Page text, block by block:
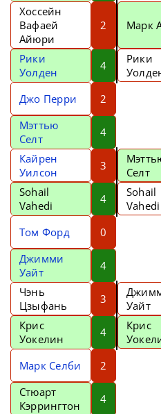
Хоссейн
Вафаей
Айюри
2 Марк
Рики
Уолден
4
Рики
Джо Перри
2
Мэттью
Селт
4
Кайрен
Уилсон
3
Селт
Sohail
Vahedi
4
Sohail
Vahedi
Том Форд 0
Джимми
Уайт
4
Чэнь
Цзыфань
3
Уайт
Крис
Уокелин
4
Крис
Марк Селби
2
Стюарт
Кэррингтон
4